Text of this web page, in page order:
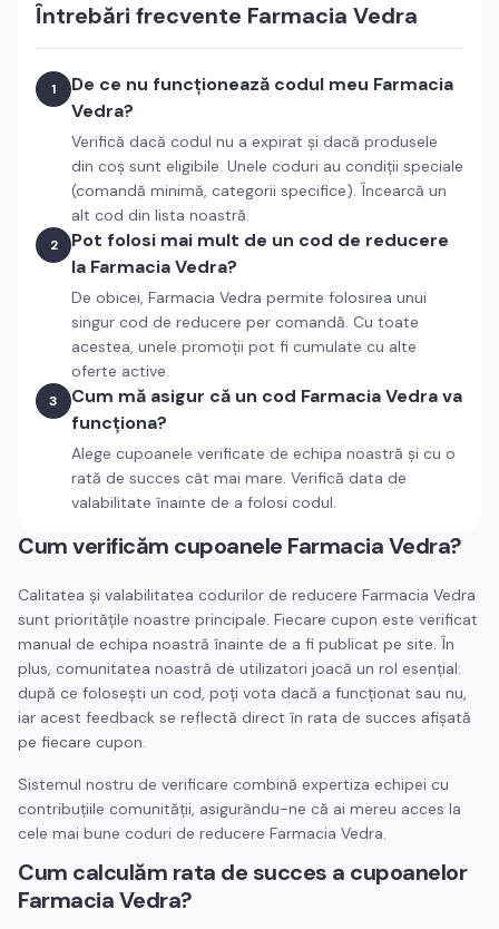
Întrebări frecvente Farmacia Vedra
1
De ce nu funcționează codul meu Farmacia
Vedra?
Verifică dacă codul nu a expirat și dacă produsele
din coș sunt eligibile. Unele coduri au condiții speciale
(comandă minimă, categorii specifice). Încearcă un
alt cod din lista noastră.
2
Pot folosi mai mult de un cod de reducere
la Farmacia Vedra?
De obicei, Farmacia Vedra permite folosirea unui
singur cod de reducere per comandă. Cu toate
acestea, unele promoții pot fi cumulate cu alte
oferte active.
3
Cum mă asigur că un cod Farmacia Vedra va
funcționa?
Alege cupoanele verificate de echipa noastră și cu o
rată de succes cât mai mare. Verifică data de
valabilitate înainte de a folosi codul.
Cum verificăm cupoanele Farmacia Vedra?
Calitatea și valabilitatea codurilor de reducere Farmacia Vedra
sunt prioritățile noastre principale. Fiecare cupon este verificat
manual de echipa noastră înainte de a fi publicat pe site. În
plus, comunitatea noastră de utilizatori joacă un rol esențial:
după ce folosești un cod, poți vota dacă a funcționat sau nu,
iar acest feedback se reflectă direct în rata de succes afișată
pe fiecare cupon.
Sistemul nostru de verificare combină expertiza echipei cu
contribuțiile comunității, asigurându-ne că ai mereu acces la
cele mai bune coduri de reducere Farmacia Vedra.
Cum calculăm rata de succes a cupoanelor
Farmacia Vedra?